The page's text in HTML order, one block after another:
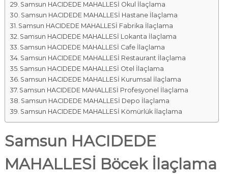
Samsun HACIDEDE MAHALLESİ Okul İlaçlama
Samsun HACIDEDE MAHALLESİ Hastane İlaçlama
Samsun HACIDEDE MAHALLESİ Fabrika İlaçlama
Samsun HACIDEDE MAHALLESİ Lokanta İlaçlama
Samsun HACIDEDE MAHALLESİ Cafe İlaçlama
Samsun HACIDEDE MAHALLESİ Restaurant İlaçlama
Samsun HACIDEDE MAHALLESİ Otel İlaçlama
Samsun HACIDEDE MAHALLESİ Kurumsal İlaçlama
Samsun HACIDEDE MAHALLESİ Profesyonel İlaçlama
Samsun HACIDEDE MAHALLESİ Depo İlaçlama
Samsun HACIDEDE MAHALLESİ Kömürlük İlaçlama
Samsun HACIDEDE
MAHALLESİ Böcek İlaçlama